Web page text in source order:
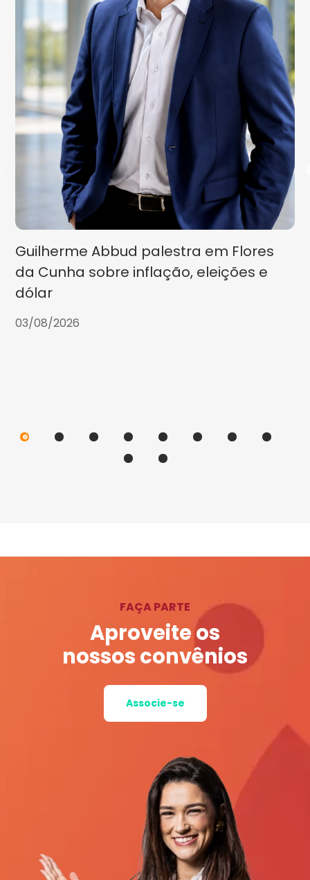
Guilherme Abbud palestra em Flores
da Cunha sobre inflação, eleições e
dólar
03/08/2026
FAÇA PARTE
Aproveite os
nossos convênios
Associe-se